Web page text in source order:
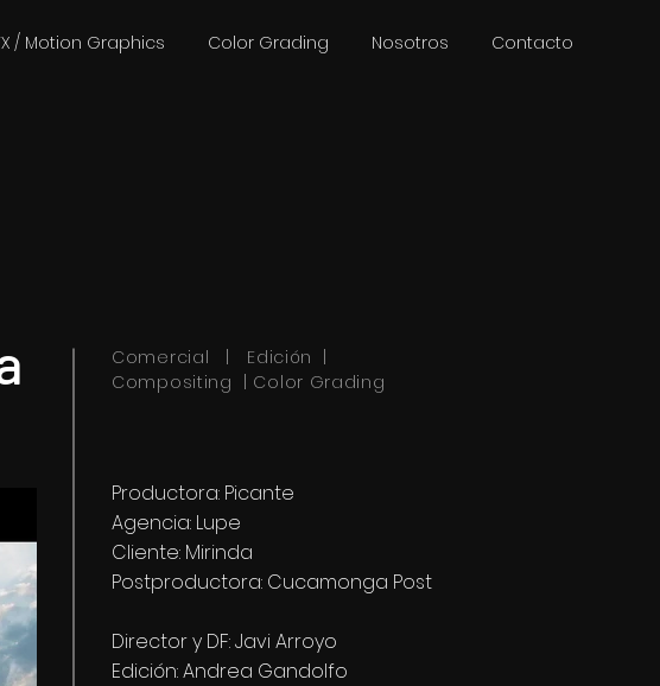
/ Motion Graphics Color Grading Nosotros Contacto
Comercial | Edición |
Compositing | Color Grading
Productora: Picante
Agencia: Lupe
Cliente: Mirinda
Postproductora: Cucamonga Post
Director y DF: Javi Arroyo
Edición: Andrea Gandolfo